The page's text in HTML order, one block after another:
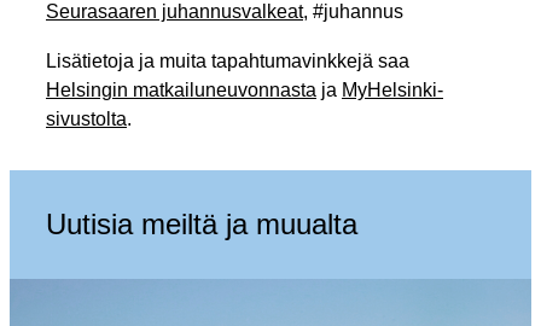
Seurasaaren juhannusvalkeat, #juhannus
Lisätietoja ja muita tapahtumavinkkejä saa
Helsingin matkailuneuvonnasta ja MyHelsinki-
sivustolta.
Uutisia meiltä ja muualta